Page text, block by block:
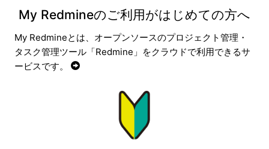
My Redmineのご利用がはじめての方へ
My Redmineとは、オープンソースのプロジェクト管理・
タスク管理ツール「Redmine」をクラウドで利用できるサ
ービスです。